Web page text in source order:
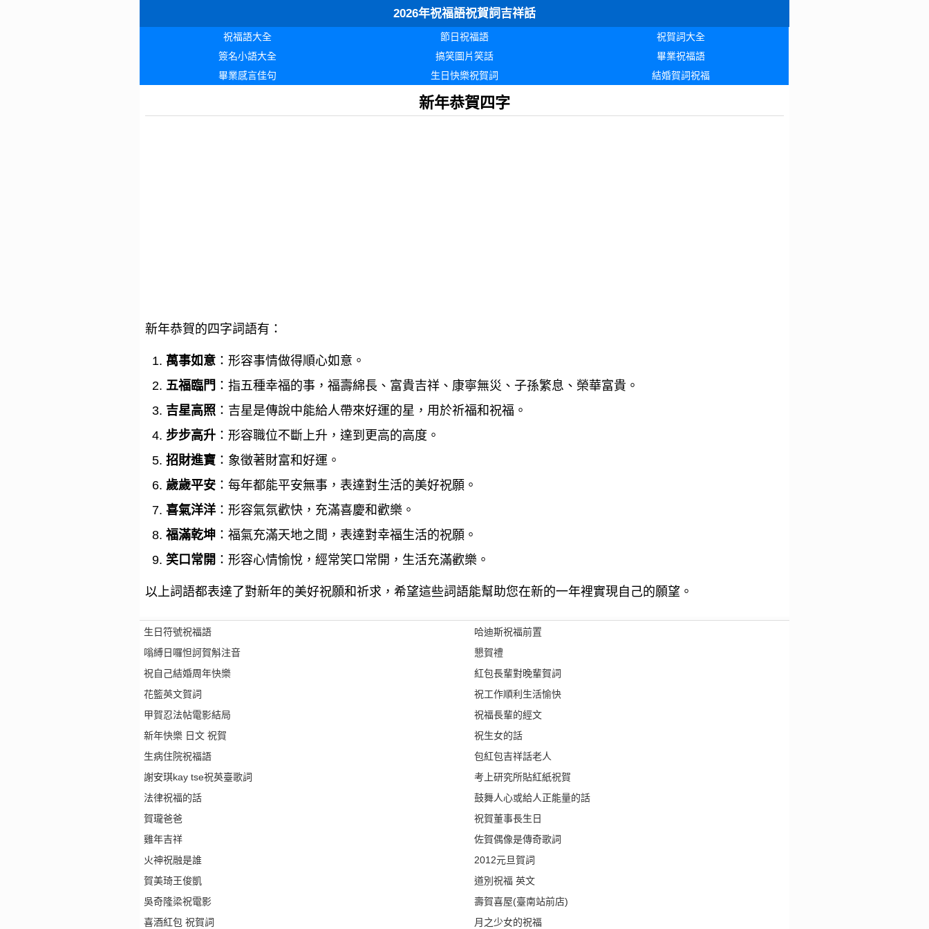
2026年祝福語祝賀詞吉祥話
祝福語大全 節日祝福語
祝賀詞大全
簽名小語大全
搞笑圖片笑話
畢業祝福語
畢業感言佳句
生日快樂祝賀詞 結婚賀詞祝福
新年恭賀四字
新年恭賀的四字詞語有：
萬事如意：形容事情做得順心如意。
五福臨門 ：指五種幸福的事，福壽綿長、富貴吉祥、康寧無災、子孫繁息、榮華富貴。
吉星高照：吉星是傳說中能給人帶來好運的星，用於祈福和祝福。
步步高升：形容職位不斷上升，達到更高的高度。
招財進寶：象徵著財富和好運。
歲歲平安：每年都能平安無事，表達對生活的美好祝願。
喜氣洋洋：形容氣氛歡快，充滿喜慶和歡樂。
福滿乾坤：福氣充滿天地之間，表達對幸福生活的祝願。
笑口常開 ：形容心情愉悅，經常笑口常開，生活充滿歡樂。
以上詞語都表達了對新年的美好祝願和祈求，希望這些詞語能幫助您在新的一年裡實現自己的願望。
生日符號祝福語
嗡縛日囉怛訶賀斛注音
祝自己結婚周年快樂
花籃英文賀詞
甲賀忍法帖電影結局
新年快樂 日文 祝賀
生病住院祝福語
謝安琪kay tse祝英臺歌詞
法律祝福的話
賀瓏爸爸
雞年吉祥
火神祝融是誰
賀美琦王俊凱
吳奇隆梁祝電影
喜酒紅包 祝賀詞
哈迪斯祝福前置
懇賀禮
紅包長輩對晚輩賀詞
祝工作順利生活愉快
祝福長輩的經文
祝生女的話
包紅包吉祥話老人
考上研究所貼紅紙祝賀
鼓舞人心或給人正能量的話
祝賀董事長生日
佐賀偶像是傳奇歌詞
2012元旦賀詞
道別祝福 英文
壽賀喜屋(臺南站前店)
月之少女的祝福